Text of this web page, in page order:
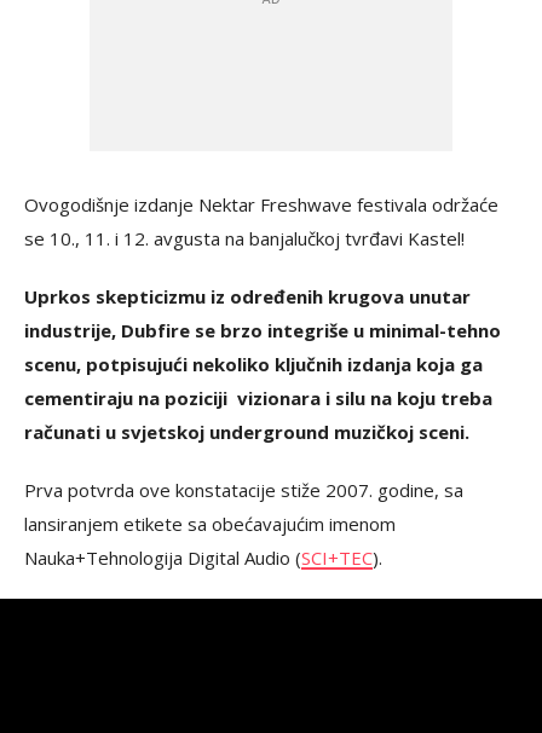
Ovogodišnje izdanje Nektar Freshwave festivala održaće
se 10., 11. i 12. avgusta na banjalučkoj tvrđavi Kastel!
Uprkos skepticizmu iz određenih krugova unutar
industrije, Dubfire se brzo integriše u minimal-tehno
scenu, potpisujući nekoliko ključnih izdanja koja ga
cementiraju na poziciji vizionara i silu na koju treba
računati u svjetskoj underground muzičkoj sceni.
Prva potvrda ove konstatacije stiže 2007. godine, sa
lansiranjem etikete sa obećavajućim imenom
Nauka+Tehnologija Digital Audio (SCI+TEC).